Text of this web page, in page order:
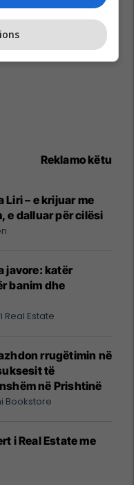
Reklamo këtu
Liri – e krijuar me
e dalluar për cilësi
javore: katër
banim dhe
Real Estate
rrugëtimin në
të
në Prishtinë
Bookstore
i Real Estate me